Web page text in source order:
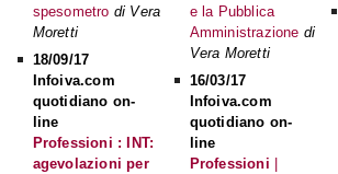
spesometro di Vera
Moretti
18/09/17
Infoiva.com
quotidiano on-
line
Professioni : INT:
agevolazioni per
e la Pubblica
Amministrazione di
Vera Moretti
16/03/17
Infoiva.com
quotidiano on-
line
Professioni |